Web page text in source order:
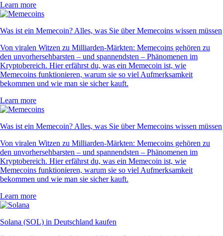
Learn more
Was ist ein Memecoin? Alles, was Sie über Memecoins wissen müssen
Von viralen Witzen zu Milliarden-Märkten: Memecoins gehören zu
den unvorhersehbarsten – und spannendsten – Phänomenen im
Kryptobereich. Hier erfährst du, was ein Memecoin ist, wie
Memecoins funktionieren, warum sie so viel Aufmerksamkeit
bekommen und wie man sie sicher kauft.
Learn more
Was ist ein Memecoin? Alles, was Sie über Memecoins wissen müssen
Von viralen Witzen zu Milliarden-Märkten: Memecoins gehören zu
den unvorhersehbarsten – und spannendsten – Phänomenen im
Kryptobereich. Hier erfährst du, was ein Memecoin ist, wie
Memecoins funktionieren, warum sie so viel Aufmerksamkeit
bekommen und wie man sie sicher kauft.
Learn more
Solana (SOL) in Deutschland kaufen